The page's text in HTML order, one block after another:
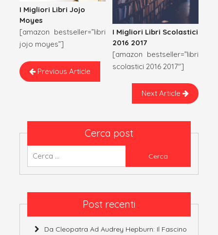
I Migliori Libri Jojo
Moyes
[amazon bestseller=”libri
jojo moyes”]
Previous Article
I Migliori Libri Scolastici
2016 2017
[amazon bestseller=”libri
scolastici 2016 2017″]
Next Article
Cerca post
Post recenti
Da Cleopatra Ad Audrey Hepburn: Il Fascino